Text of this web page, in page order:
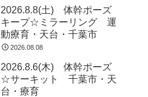
2026.8.8(土) 体幹ポーズ
キープ☆ミラーリング 運
動療育・天台・千葉市
2026.08.08
2026.8.6(木) 体幹ポーズ
☆サーキット 千葉市・天
台・療育